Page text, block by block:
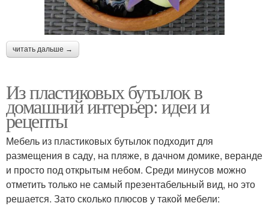
читать дальше →
Из пластиковых бутылок в
домашний интерьер: идеи и
рецепты
Мебель из пластиковых бутылок подходит для
размещения в саду, на пляже, в дачном домике, веранде
и просто под открытым небом. Среди минусов можно
отметить только не самый презентабельный вид, но это
решается. Зато сколько плюсов у такой мебели: